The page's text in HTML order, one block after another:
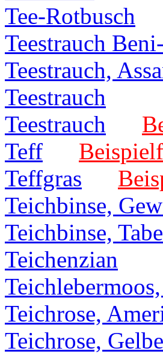
Tee-Rotbusch
Teestrauch
Teestrauch,
Teestrauch
Teestrauch
Teff
Teffgras
Teichbinse,
Teichbinse,
Teichenzian
Teichrose,
Teichrose, Gelbe